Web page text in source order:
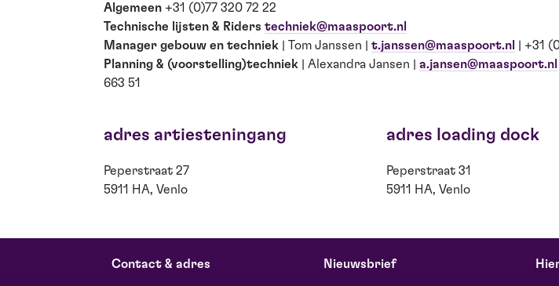
Algemeen +31 (0)77 320 72 22
Technische lijsten & Riders techniek@maaspoort.nl
Manager gebouw en techniek
| Tom Janssen | t.janssen@maaspoort.nl
| +31
Planning & (voorstelling)techniek
| Alexandra Jansen | a.jansen@maaspoort.nl
663 51
adres artiesteningang
Peperstraat 27
5911 HA, Venlo
adres loading dock
Peperstraat 31
5911 HA, Venlo
Contact & adres Nieuwsbrief